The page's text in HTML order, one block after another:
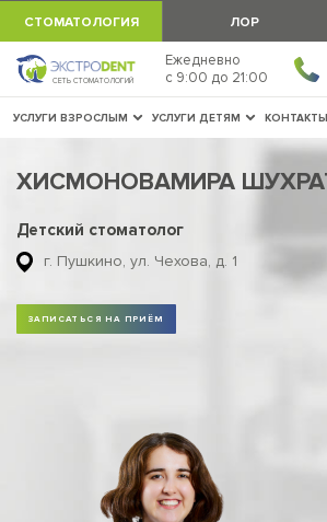
СТОМАТОЛОГИЯ ЛОР
СЕТЬ СТОМАТОЛОГИЙ
Ежедневно
c 9:00 до 21:00
УСЛУГИ ВЗРОСЛЫМ УСЛУГИ ДЕТЯМ КОНТАКТЫ
ХИСМОНОВАМИРА
Детский стоматолог
г. Пушкино, ул. Чехова, д. 1
ЗАПИСАТЬСЯ НА ПРИЁМ